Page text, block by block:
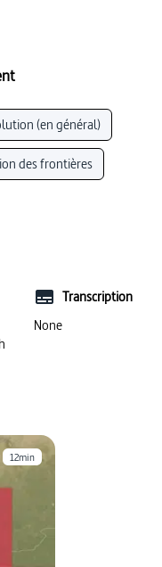
(en général)
des frontières
#Touaregs
Transcription
None
12min